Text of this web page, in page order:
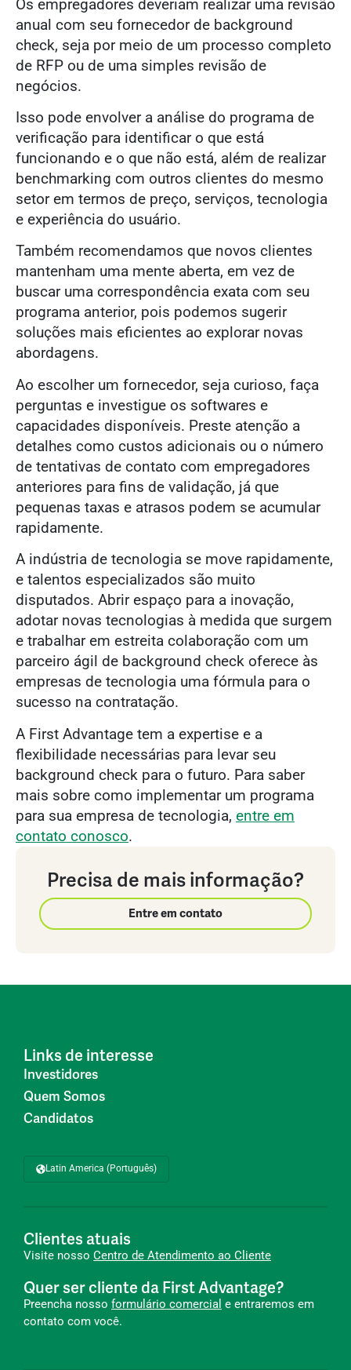
Os empregadores deveriam realizar uma revisão
anual com seu fornecedor de background
check, seja por meio de um processo completo
de RFP ou de uma simples revisão de
negócios.
Isso pode envolver a análise do programa de
verificação para identificar o que está
funcionando e o que não está, além de realizar
benchmarking com outros clientes do mesmo
setor em termos de preço, serviços, tecnologia
e experiência do usuário.
Também recomendamos que novos clientes
mantenham uma mente aberta, em vez de
buscar uma correspondência exata com seu
programa anterior, pois podemos sugerir
soluções mais eficientes ao explorar novas
abordagens.
Ao escolher um fornecedor, seja curioso, faça
perguntas e investigue os softwares e
capacidades disponíveis. Preste atenção a
detalhes como custos adicionais ou o número
de tentativas de contato com empregadores
anteriores para fins de validação, já que
pequenas taxas e atrasos podem se acumular
rapidamente.
A indústria de tecnologia se move rapidamente,
e talentos especializados são muito
disputados. Abrir espaço para a inovação,
adotar novas tecnologias à medida que surgem
e trabalhar em estreita colaboração com um
parceiro ágil de background check oferece às
empresas de tecnologia uma fórmula para o
sucesso na contratação.
A First Advantage tem a expertise e a
flexibilidade necessárias para levar seu
background check para o futuro. Para saber
mais sobre como implementar um programa
para sua empresa de tecnologia, entre em
contato conosco.
Precisa de mais informação?
Entre em contato
Links de interesse
Investidores
Quem Somos
Candidatos
Latin America (Português)
Clientes atuais
Visite nosso Centro de Atendimento ao Cliente
Quer ser cliente da First Advantage?
Preencha nosso formulário comercial e entraremos em
contato com você.